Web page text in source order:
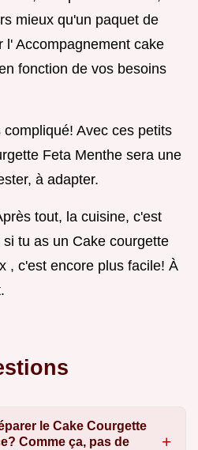
mieux qu'un paquet de
l' Accompagnement cake
fonction de vos besoins
Avec ces petits
Feta Menthe sera une
à adapter.
tout, la cuisine, c'est
tu as un Cake courgette
, c'est encore plus facile! À
le Cake Courgette
Comme ça, pas de